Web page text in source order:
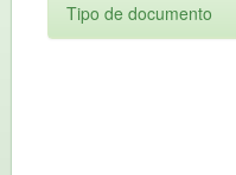
Tipo de documento